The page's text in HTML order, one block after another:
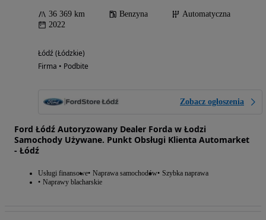
36 369 km Benzyna
Automatyczna
2022
Łódź (Łódzkie)
Firma • Podbite
Zobacz ogłoszenia
Ford Łódź Autoryzowany Dealer Forda w Łodzi
Samochody Używane. Punkt Obsługi Klienta Automarket
- Łódź
Usługi finansowe Naprawa samochodów Szybka naprawa
Naprawy blacharskie